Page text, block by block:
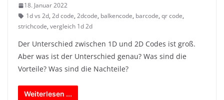
18. Januar 2022
1d vs 2d, 2d code, 2dcode, balkencode, barcode, qr code,
strichcode, vergleich 1d 2d
Der Unterschied zwischen 1D und 2D Codes ist groß.
Aber was ist der Unterschied genau? Was sind die
Vorteile? Was sind die Nachteile?
Weiterlesen ...